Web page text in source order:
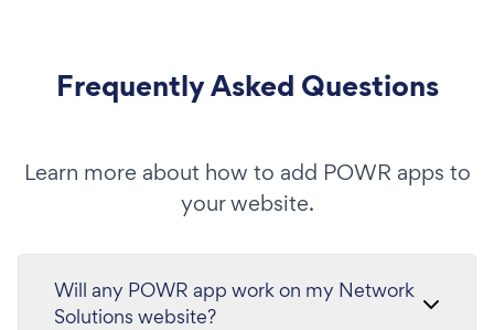
Frequently Asked Questions
Learn more about how to add POWR apps to
your website.
Will any POWR app work on my Network
Solutions website?